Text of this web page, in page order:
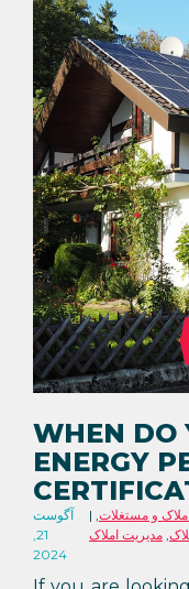
WHEN DO
ENERGY
آگوست
21,
2024
و مستغلات,
,مدیریت املاک